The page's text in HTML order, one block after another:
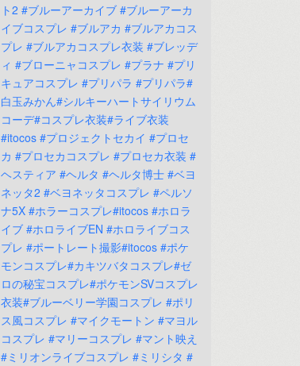
ト2 #ブルーアーカイブ #ブルーアーカ
イブコスプレ #ブルアカ #ブルアカコス
プレ #ブルアカコスプレ衣装 #ブレッデ
ィ #ブローニャコスプレ #プラナ #プリ
キュアコスプレ #プリパラ #プリパラ#
白玉みかん#シルキーハートサイリウム
コーデ#コスプレ衣装#ライブ衣装
#itocos #プロジェクトセカイ #プロセ
カ #プロセカコスプレ #プロセカ衣装 #
ヘスティア #ヘルタ #ヘルタ博士 #ベヨ
ネッタ2 #ベヨネッタコスプレ #ペルソ
ナ5X #ホラーコスプレ#itocos #ホロラ
イブ #ホロライブEN #ホロライブコス
プレ #ポートレート撮影#itocos #ポケ
モンコスプレ#カキツバタコスプレ#ゼ
ロの秘宝コスプレ#ポケモンSVコスプレ
衣装#ブルーベリー学園コスプレ #ポリ
ス風コスプレ #マイクモートン #マヨル
コスプレ #マリーコスプレ #マント映え
#ミリオンライブコスプレ #ミリシタ #